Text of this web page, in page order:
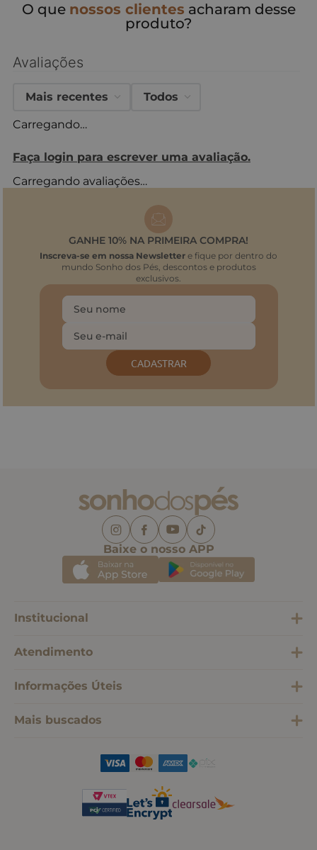
O que nossos clientes acharam desse
produto?
Avaliações
Carregando…
Faça login para escrever uma avaliação.
Mais recentes Todos
Carregando avaliações…
GANHE 10% NA PRIMEIRA COMPRA!
Inscreva-se em nossa Newsletter e fique por dentro do
mundo Sonho dos Pés, descontos e produtos
exclusivos.
CADASTRAR
Baixe o nosso APP
Institucional
Atendimento
Informações Úteis
Mais buscados